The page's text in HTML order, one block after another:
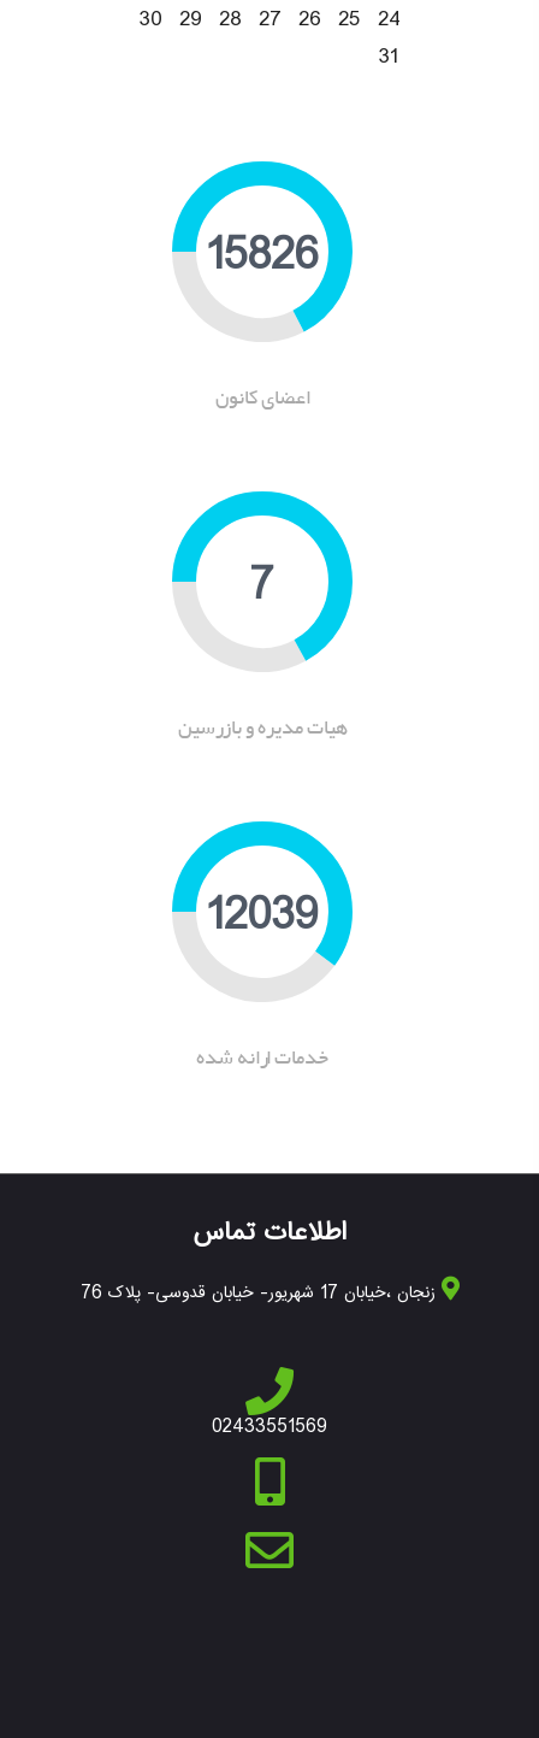
30 29 28 27 26 25 24
31
19085
اعضای کانون
9
هیات مدیره و بازرسین
15240
خدمات ارانه شده
اطلاعات تماس
زنجان ،خیابان 17 شهریور- خیابان قدوسی- پلاک 76
02433551569